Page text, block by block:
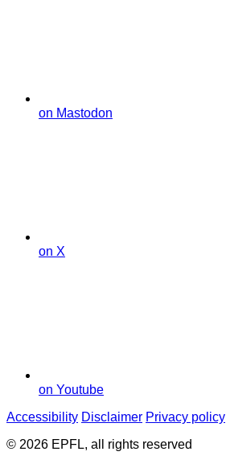
on Mastodon
on X
on Youtube
Accessibility Disclaimer Privacy policy
© 2026 EPFL, all rights reserved